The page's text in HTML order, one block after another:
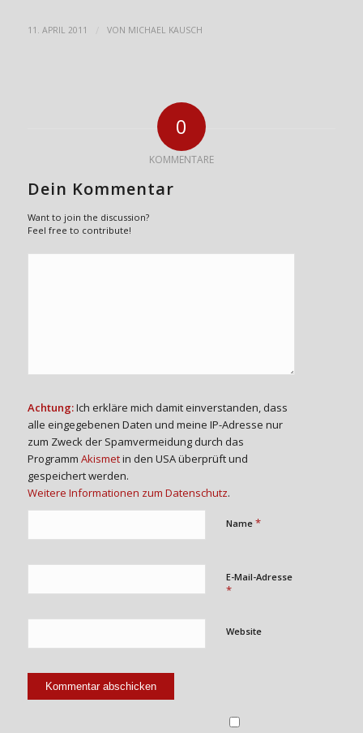
11. APRIL 2011 VON MICHAEL KAUSCH
0
KOMMENTARE
Dein Kommentar
Want to join the discussion?
Feel free to contribute!
Achtung:Ich erkläre mich damit einverstanden, dass
alle eingegebenen Daten und meine IP-Adresse nur
zum Zweck der Spamvermeidung durch das
Programm Akismetin den USA überprüft und
gespeichert werden.
Weitere Informationen zum Datenschutz.
Name *
E-Mail-Adresse
*
Website